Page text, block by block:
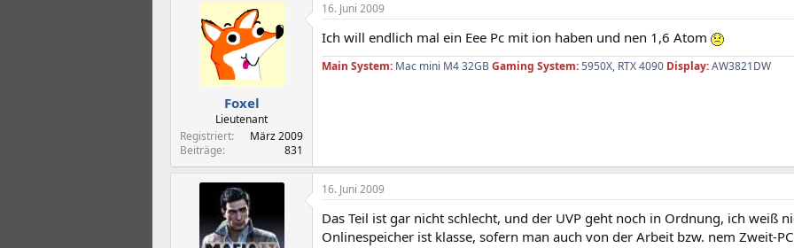
Foxel
Lieutenant
Registriert
März 2009
Beiträge
831
16. Juni 2009
Ich will endlich mal ein Eee Pc mit ion haben und nen 1,6 Atom
Main System: Mac mini M4 32GB Gaming System:5950X, RTX 4090 Display:AW3821DW
16. Juni 2009
Das Teil ist gar nicht schlecht, und der UVP geht noch in Ordnung, ich weiß
Onlinespeicher ist klasse, sofern man auch von der Arbeit bzw. nem Zweit-